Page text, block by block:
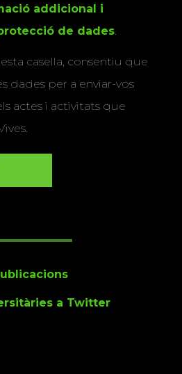
addicional i
de dades.
casella, consentiu que
dades per a enviar-vos
actes i activitats que
a Twitter